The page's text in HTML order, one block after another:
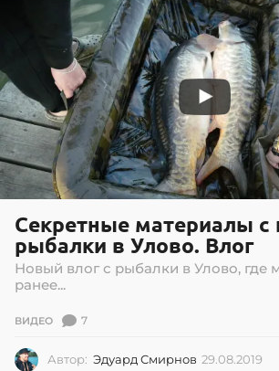
Секретные материалы с
рыбалки в Улово. Влог
Новый влог с рыбалки в Улово, где
ранее...
ВИДЕО 7
Автор: Эдуард Смирнов 29.08.2019